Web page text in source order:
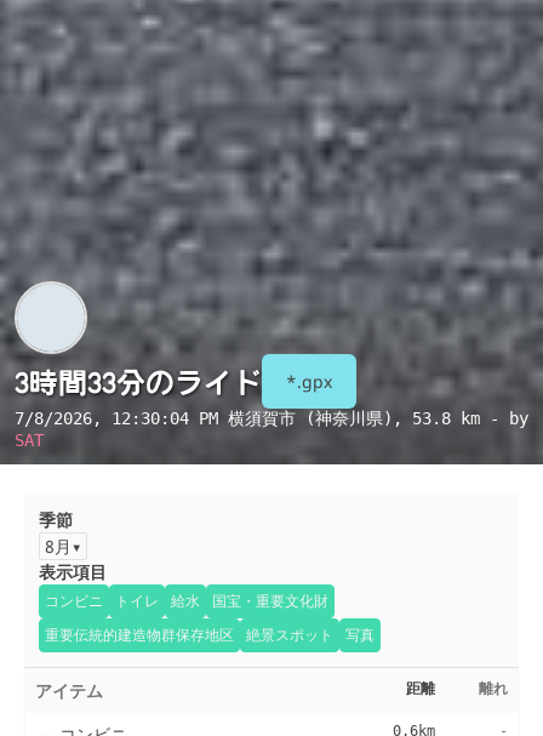
3時間33分のライド *.gpx
7/8/2026, 12:30:04 PM 横須賀市 (神奈川県) , 53.8 km - by
SAT
季節
8月
表示項目
コンビニ トイレ 給水
国宝・重要文化財
重要伝統的建造物群保存地区
絶景スポット 写真
アイテム 距離 離れ
0.6km -